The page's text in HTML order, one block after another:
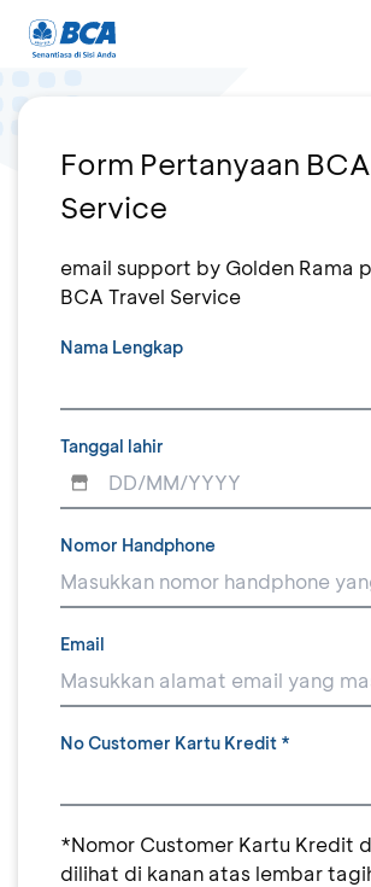
Form Pertanyaan
Service
email support by Golden Rama
BCA Travel Service
Nama Lengkap
Tanggal lahir
Nomor Handphone
Email
No Customer Kartu Kredit *
*Nomor Customer Kartu Kredit
dilihat di kanan atas lembar